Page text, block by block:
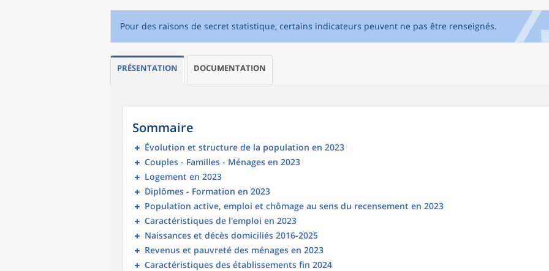
Pour des raisons de secret statistique, certains indicateurs peuvent ne pas être renseignés.
PRÉSENTATION DOCUMENTATION
Sommaire
Évolution et structure de la population en 2023
Couples - Familles - Ménages en 2023
Logement en 2023
Diplômes - Formation en 2023
Population active, emploi et chômage au sens du recensement en 2023
Caractéristiques de l'emploi en 2023
Naissances et décès domiciliés 2016-2025
Revenus et pauvreté des ménages en 2023
Caractéristiques des établissements fin 2024